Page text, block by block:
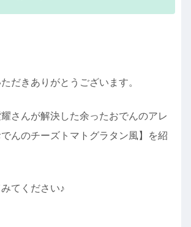
だきありがとうございます。
さんが解決した余ったおでんのアレ
んのチーズトマトグラタン風】を紹
てください♪